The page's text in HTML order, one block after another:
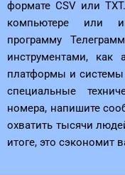
формате CSV или
компьютере или
программу
инструментами, как
платформы и
специальные
номера, напишите
охватить тысячи
итоге, это сэкономит